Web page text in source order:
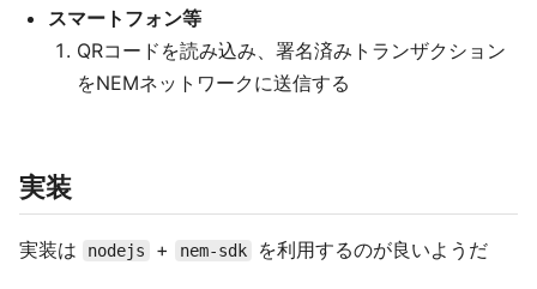
スマートフォン等
QRコードを読み込み、署名済みトランザクション
をNEMネットワークに送信する
実装
実装は nodejs + nem-sdk を利用するのが良いようだ